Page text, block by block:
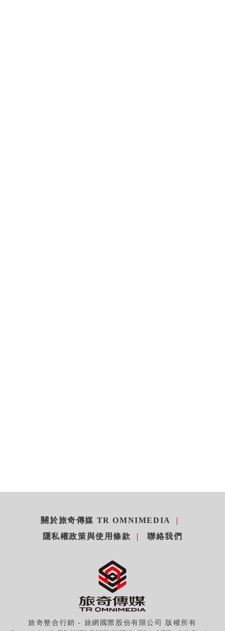
關於旅奇傳媒 TR OMNIMEDIA
隱私權政策與使用條款
聯絡我們
旅奇整合行銷 - 旅網國際股份有限公司 版權所有